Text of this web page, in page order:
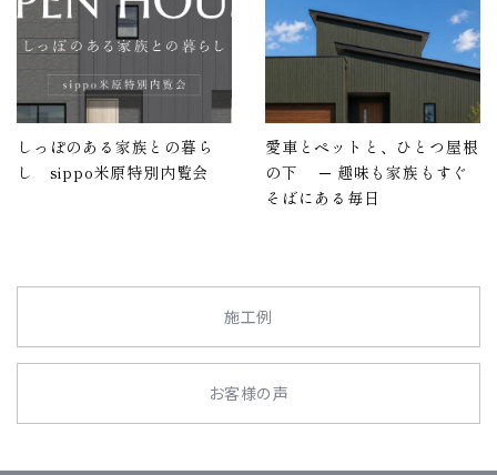
しっぽのある家族との暮ら
し sippo米原特別内覧会
愛車とペットと、ひとつ屋根
の下 ─ 趣味も家族もすぐ
そばにある毎日
施工例
お客様の声